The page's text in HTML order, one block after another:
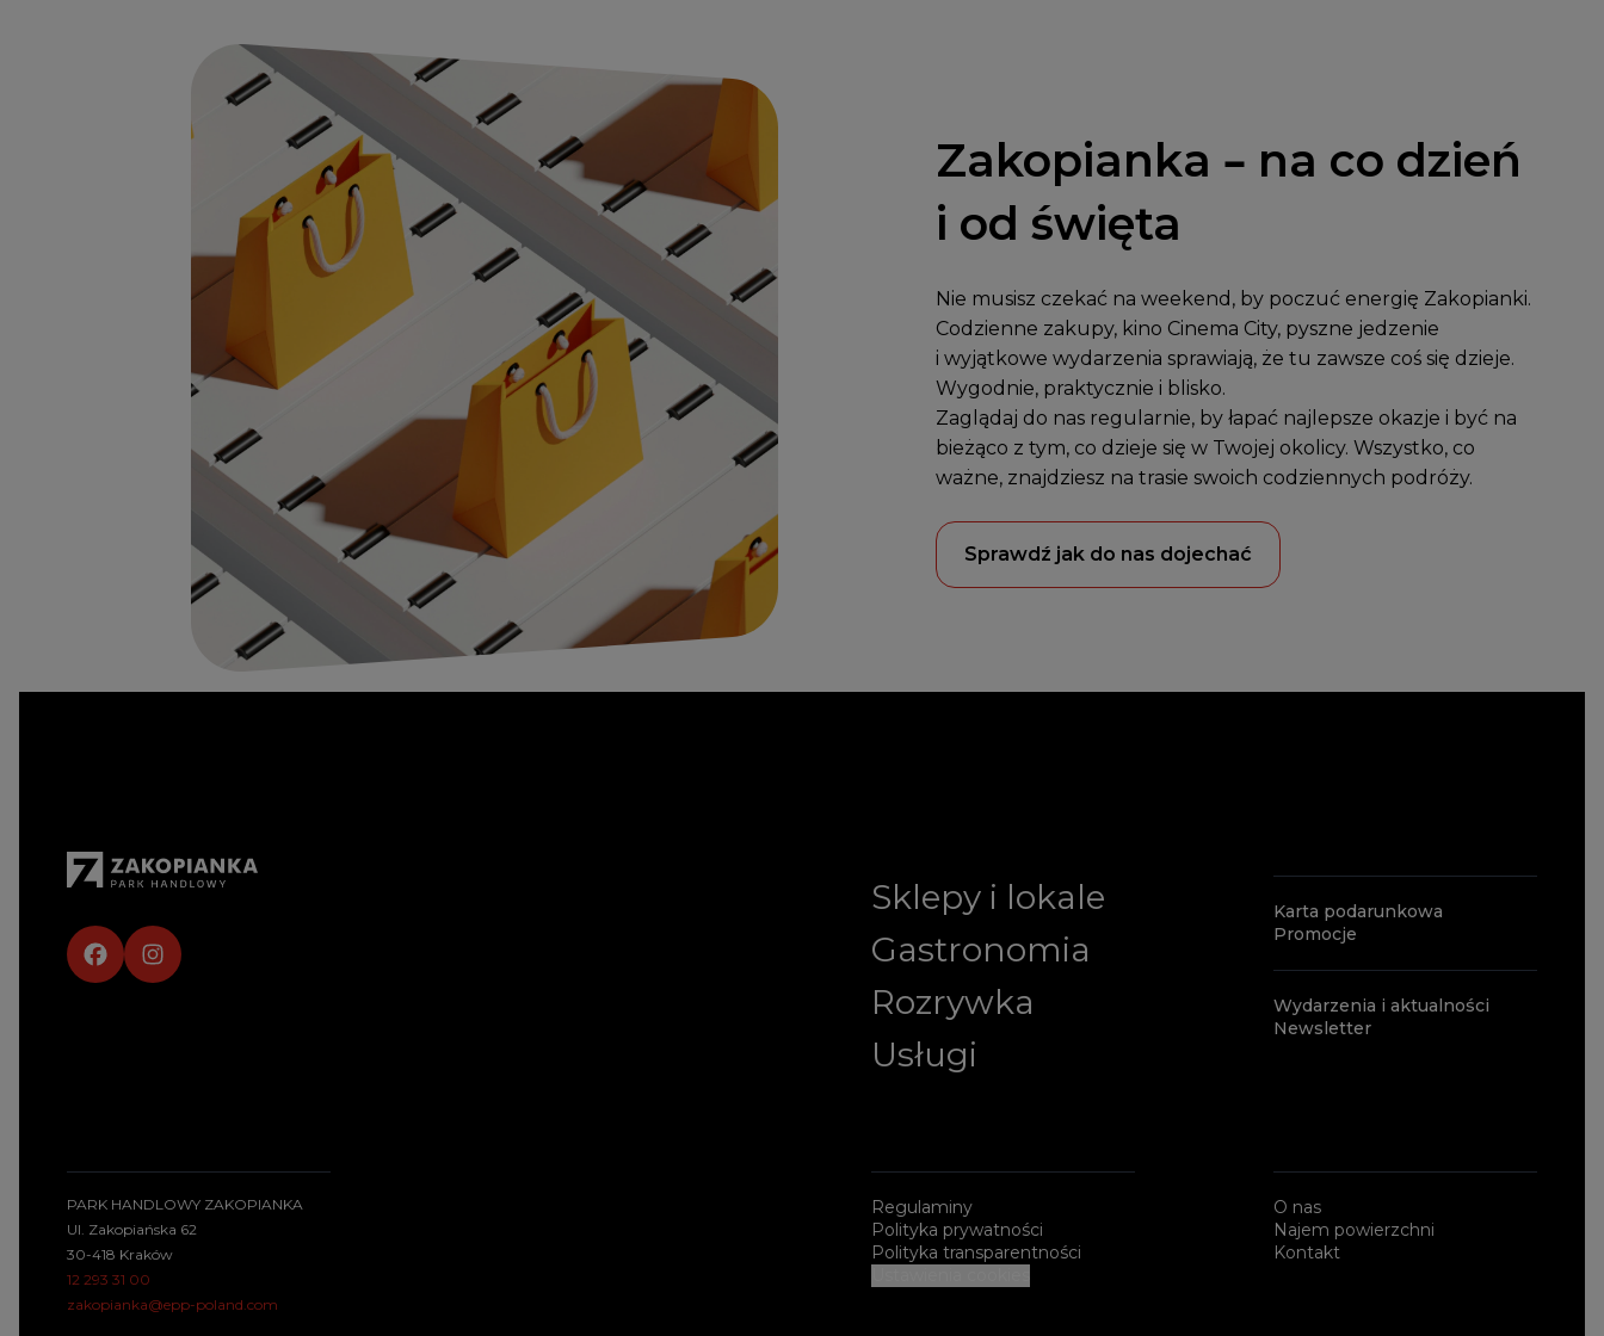
Zakopianka – na co dzień
i od święta
Nie musisz czekać na weekend, by poczuć energię Zakopianki.
Codzienne zakupy, kino Cinema City, pyszne jedzenie
i wyjątkowe wydarzenia sprawiają, że tu zawsze coś się dzieje.
Wygodnie, praktycznie i blisko.
Zaglądaj do nas regularnie, by łapać najlepsze okazje i być na
bieżąco z tym, co dzieje się w Twojej okolicy. Wszystko, co
ważne, znajdziesz na trasie swoich codziennych podróży.
Sprawdź jak do nas dojechać
Sklepy i lokale
Gastronomia
Rozrywka
Usługi
Karta podarunkowa
Promocje
Wydarzenia i aktualności
Newsletter
PARK HANDLOWY ZAKOPIANKA
Ul. Zakopiańska 62
30-418 Kraków
12 293 31 00
zakopianka@epp-poland.com
Regulaminy
Polityka prywatności
Polityka transparentności
O nas
Najem powierzchni
Kontakt